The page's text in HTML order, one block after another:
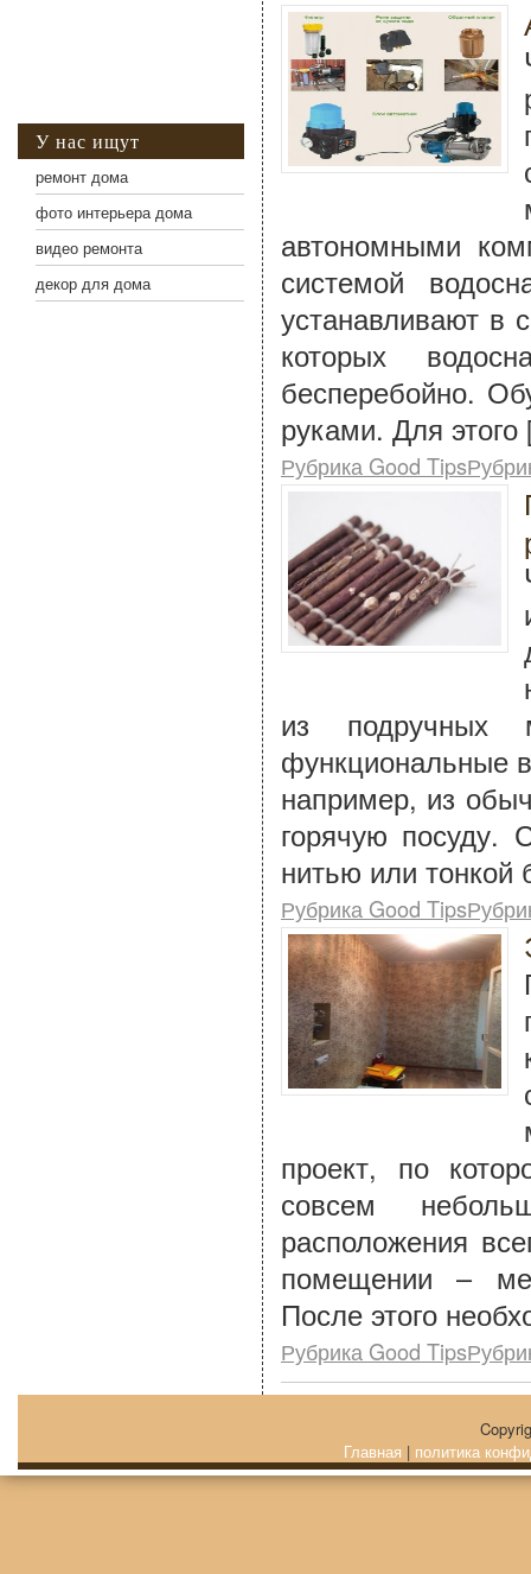
автономными
системой
устанавливают в
которых
бесперебойно.
руками. Для
Рубрика Good
из подручных
функциональные
например, из
горячую посуду.
нитью или
Рубрика Good
проект, по
совсем
расположения
помещении –
После этого
Рубрика Good
У нас ищут
ремонт дома
фото интерьера дома
видео ремонта
декор для дома
Главная | политика